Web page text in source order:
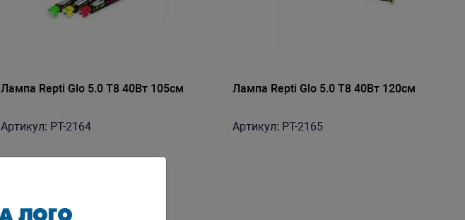
Лампа Repti Glo 5.0 Т8 40Вт 105см
Артикул: PT-2164
Лампа Repti Glo 5.0 Т8 40Вт 120cм
Артикул: PT-2165